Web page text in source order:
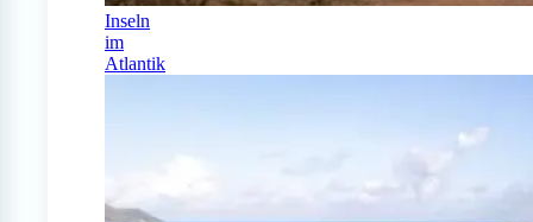
Inseln
im
Atlantik